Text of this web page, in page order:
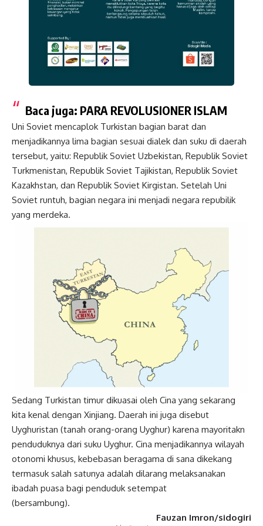
Baca juga: PARA REVOLUSIONER ISLAM
Uni Soviet mencaplok Turkistan bagian barat dan
menjadikannya lima bagian sesuai dialek dan suku di daerah
tersebut, yaitu: Republik Soviet Uzbekistan, Republik Soviet
Turkmenistan, Republik Soviet Tajikistan, Republik Soviet
Kazakhstan, dan Republik Soviet Kirgistan. Setelah Uni
Soviet runtuh, bagian negara ini menjadi negara repubilik
yang merdeka.
Sedang Turkistan timur dikuasai oleh Cina yang sekarang
kita kenal dengan Xinjiang. Daerah ini juga disebut
Uyghuristan (tanah orang-orang Uyghur) karena mayoritakn
penduduknya dari suku Uyghur. Cina menjadikannya wilayah
otonomi khusus, kebebasan beragama di sana dikekang
termasuk salah satunya adalah dilarang melaksanakan
ibadah puasa bagi penduduk setempat
(bersambung).
Fauzan Imron/sidogiri